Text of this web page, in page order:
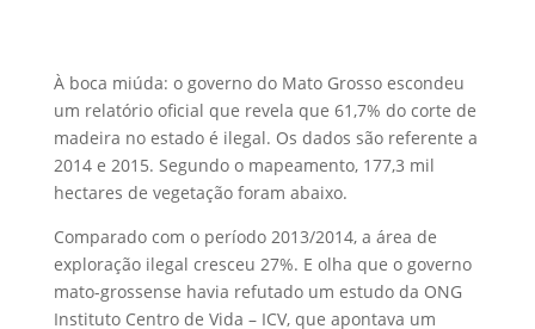
À boca miúda: o governo do Mato Grosso escondeu
um relatório oficial que revela que 61,7% do corte de
madeira no estado é ilegal. Os dados são referente a
2014 e 2015. Segundo o mapeamento, 177,3 mil
hectares de vegetação foram abaixo.
Comparado com o período 2013/2014, a área de
exploração ilegal cresceu 27%. E olha que o governo
mato-grossense havia refutado um estudo da ONG
Instituto Centro de Vida – ICV, que apontava um